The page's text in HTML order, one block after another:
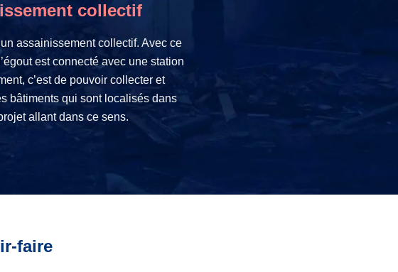
collectif
assainissement collectif. Avec ce
est connecté avec une station
c’est de pouvoir collecter et
bâtiments qui sont localisés dans
allant dans ce sens.
faire